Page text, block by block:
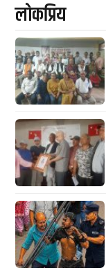
लाेकप्रिय